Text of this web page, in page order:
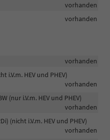
vorhanden
vorhanden
vorhanden
i.V.m. HEV und PHEV)
vorhanden
(nur i.V.m. HEV und PHEV)
vorhanden
(nicht i.V.m. HEV und PHEV)
vorhanden